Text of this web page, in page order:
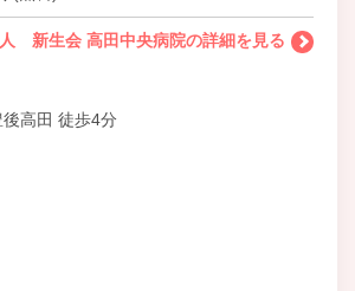
新生会 高田中央病院の詳細を見る
高田 徒歩4分